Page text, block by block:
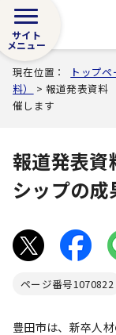
サイト
メニュー
現在位置： トップペ
料）
> 報道発表資料
催します
報道発表
シップの
ページ番号1070822
豊田市は、新卒人